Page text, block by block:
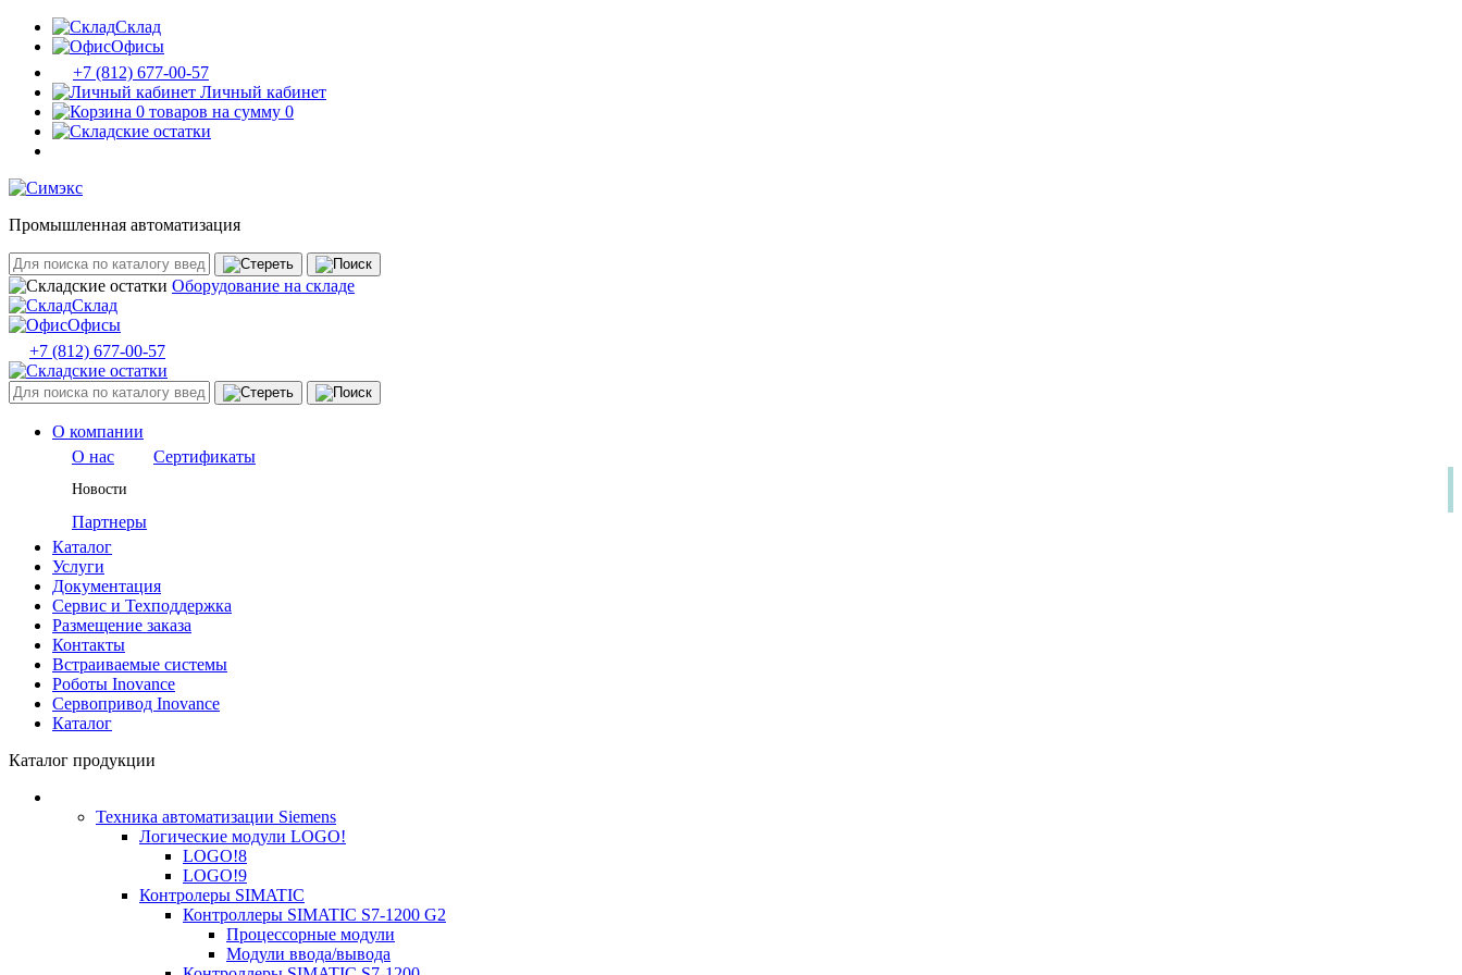
Склад
Офисы
+7 (812) 677-00-57
Личный кабинет
0 товаров на сумму 0
Промышленная автоматизация
Оборудование на складе
Склад
Офисы
+7 (812) 677-00-57
О компании
О нас
Сертификаты
Новости
Партнеры
Каталог
Услуги
Документация
Сервис и Техподдержка
Размещение заказа
Контакты
Встраиваемые системы
Роботы Inovance
Сервопривод Inovance
Каталог
Каталог продукции
Техника автоматизации Siemens
Логические модули LOGO!
LOGO!8
LOGO!9
Контролеры SIMATIC
Контроллеры SIMATIC S7-1200 G2
Процессорные модули
Модули ввода/вывода